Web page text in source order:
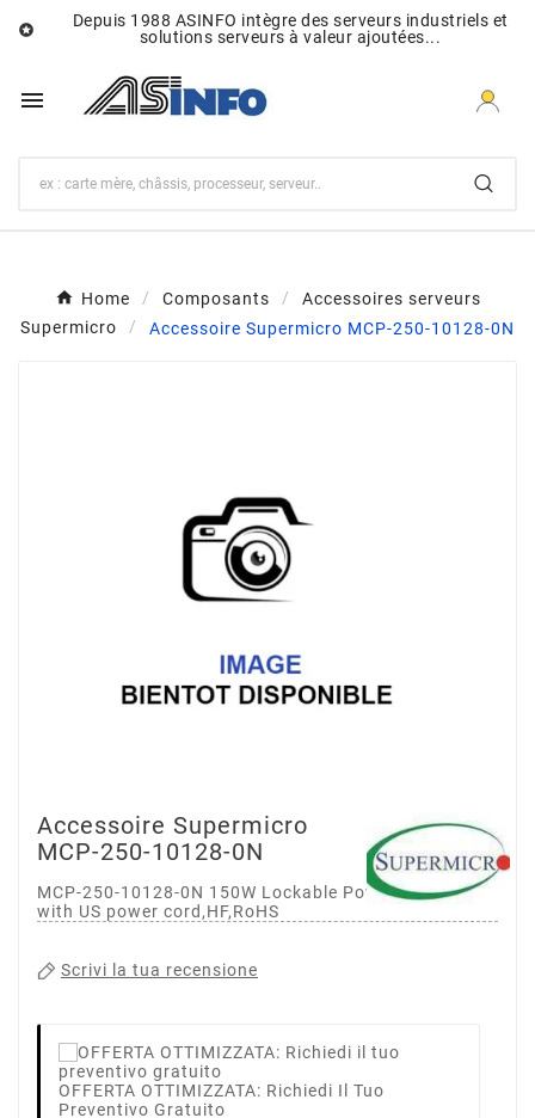

Depuis 1988 ASINFO intègre des serveurs industriels et
solutions serveurs à valeur ajoutées...

Home Composants
Accessoires serveurs
Supermicro
Accessoire Supermicro MCP-250-10128-0N
Accessoire Supermicro
MCP-250-10128-0N
MCP-250-10128-0N 150W Lockable Power Adapter
with US power cord,HF,RoHS
Scrivi la tua recensione
OFFERTA OTTIMIZZATA: Richiedi Il Tuo
Preventivo Gratuito